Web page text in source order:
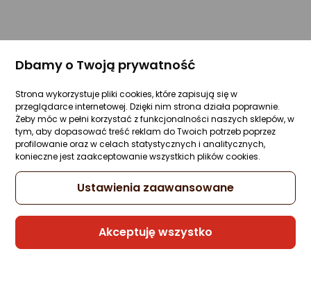
Dbamy o Twoją prywatność
Strona wykorzystuje pliki cookies, które zapisują się w
przeglądarce internetowej. Dzięki nim strona działa poprawnie.
Żeby móc w pełni korzystać z funkcjonalności naszych sklepów, w
tym, aby dopasować treść reklam do Twoich potrzeb poprzez
profilowanie oraz w celach statystycznych i analitycznych,
konieczne jest zaakceptowanie wszystkich plików cookies.
Ustawienia zaawansowane
Akceptuję wszystko